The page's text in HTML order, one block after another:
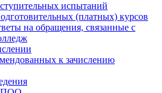
испытаний
(платных) курсов
на обращения, связанные с
к зачислению